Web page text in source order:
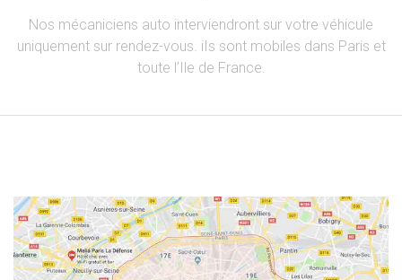
Nos mécaniciens auto interviendront sur votre véhicule
uniquement sur rendez-vous. iIs sont mobiles dans Paris et
toute l’Ile de France.